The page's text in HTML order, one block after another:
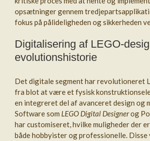
opsætninger gennem
fokus på pålideligheden og sikkerheden
Digitalisering af LEGO-
evolutionshistorie
Det digitale segment har revolutioneret
fra blot at være et fysisk
en integreret del af avanceret design og
Software som LEGO Digital Designerog
har customiseret, hvilke muligheder der
både hobbyister og professionelle.